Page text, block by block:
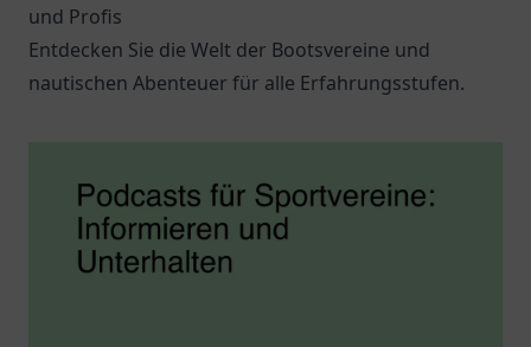
und Profis
Entdecken Sie die Welt der Bootsvereine und
nautischen Abenteuer für alle Erfahrungsstufen.